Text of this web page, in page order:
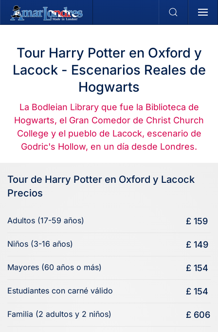
Skip to main content
Tour Harry Potter en Oxford y
Lacock - Escenarios Reales de
Hogwarts
La Bodleian Library que fue la Biblioteca de
Hogwarts, el Gran Comedor de Christ Church
College y el pueblo de Lacock, escenario de
Godric's Hollow, en un día desde Londres.
Tour de Harry Potter en Oxford y Lacock
Precios
Adultos (17-59 años) £ 159
Niños (3-16 años) £ 149
Mayores (60 años o más) £ 154
Estudiantes con carné válido £ 154
Familia (2 adultos y 2 niños) £ 606